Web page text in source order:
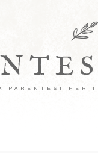
PARENTESI PER